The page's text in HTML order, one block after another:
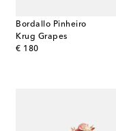
Bordallo Pinheiro
Krug Grapes
€ 180
original price